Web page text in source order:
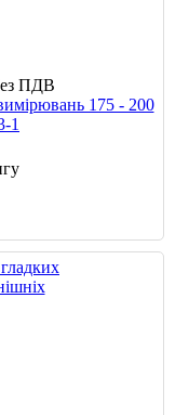
ПДВ
175 - 200
1